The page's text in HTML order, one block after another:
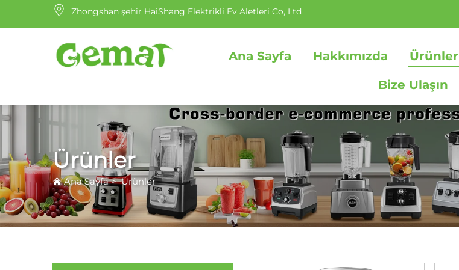
Zhongshan şehir HaiShang Elektrikli Ev Aletleri Co, Ltd
Ana Sayfa Hakkımızda Ürünler
Bize Ulaşın
Ürünler
Ana Sayfa>Ürünler